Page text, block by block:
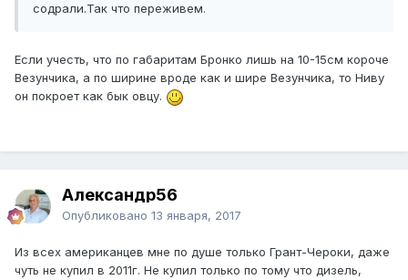
содрали.Так что переживем.
Если учесть, что по габаритам Бронко лишь на 10-15см короче
Везунчика, а по ширине вроде как и шире Везунчика, то Ниву
он покроет как бык овцу.
Александр56
Опубликовано 13 января, 2017
Из всех американцев мне по душе только Грант-Чероки, даже
чуть не купил в 2011г. Не купил только по тому что дизель,